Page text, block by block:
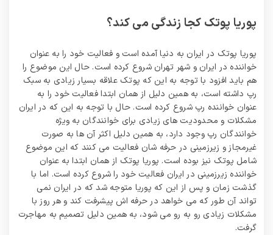
پوریا پوتک کجا زندگی می کند؟
پوریا پوتک در ایران به دنیا آمده است و فعالیت خود را به عنوان
خواننده در ایران و شهر تهران شروع کرده است. حال این موضوع را
هم باید افزود با توجه به این که پوتک علاقه بسیار زیادی به سبک
رپ داشته است، به همین دلیل از همان ابتدا فعالیت خود را به
عنوان خواننده رپ شروع کرده است. حال با توجه به این که در ایران
مشکلات و محدودیت های زیادی برای خوانندگان به ویژه
خوانندگان رپ وجود دارد، به همین دلیل اکثر آن ها به صورت
غیرمجاز و زیرزمینی در حرفه شان فعالیت می کنند که این موضوع
شامل پوتک نیز بوده است. پوریا پوتک از همان ابتدا به عنوان
خواننده زیرزمینی در ایران فعالیت خود را شروع کرده است. اما با
گذشت زمان و پس از این که پوریا متوجه شد که در ایران نمی‌
تواند آن طور که می خواهد در حرفه اش پیشرفت کند و هر روز با
مشکلات زیادی رو به رو می‌ شود، به همین دلیل تصمیم به مهاجرت
گرفت.